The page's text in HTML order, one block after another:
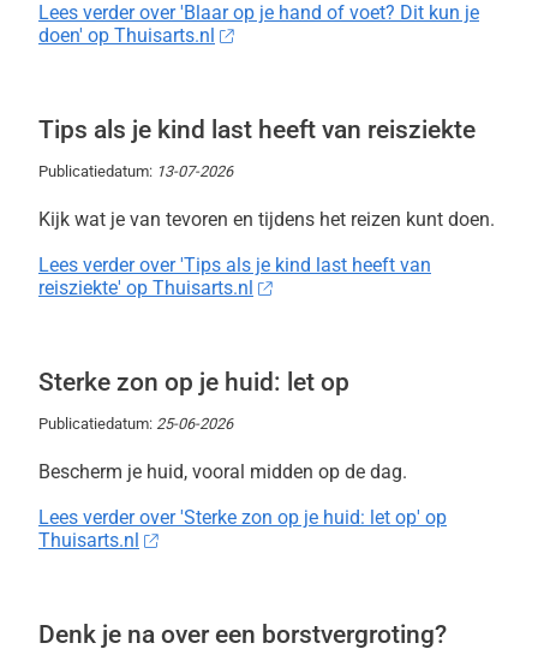
Lees verder over 'Blaar op je hand of voet? Dit kun je
doen' op Thuisarts.nl
Tips als je kind last heeft van reisziekte
Publicatiedatum: 13-07-2026
Kijk wat je van tevoren en tijdens het reizen kunt doen.
Lees verder over 'Tips als je kind last heeft van
reisziekte' op Thuisarts.nl
Sterke zon op je huid: let op
Publicatiedatum: 25-06-2026
Bescherm je huid, vooral midden op de dag.
Lees verder over 'Sterke zon op je huid: let op' op
Thuisarts.nl
Denk je na over een borstvergroting?